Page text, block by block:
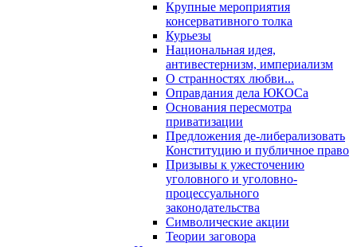
Крупные мероприятия
консервативного толка
Курьезы
Национальная идея,
антивестернизм, империализм
О странностях любви...
Оправдания дела ЮКОСа
Основания пересмотра
приватизации
Предложения де-либерализовать
Конституцию и публичное право
Призывы к ужесточению
уголовного и уголовно-
процессуального
законодательства
Символические акции
Теории заговора